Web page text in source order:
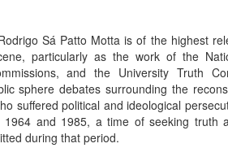
Sá Patto Motta is of the highest
particularly as the work of the
and the University Truth
sphere debates surrounding the
suffered political and ideological
1964 and 1985, a time of seeking truth
during that period.